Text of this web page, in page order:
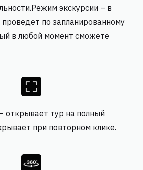
экскурсии – в
по запланированному
в любой момент сможете
открывает тур на полный
при повторном клике.